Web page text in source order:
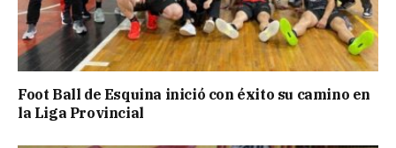
Foot Ball de Esquina inició con éxito su camino en
la Liga Provincial